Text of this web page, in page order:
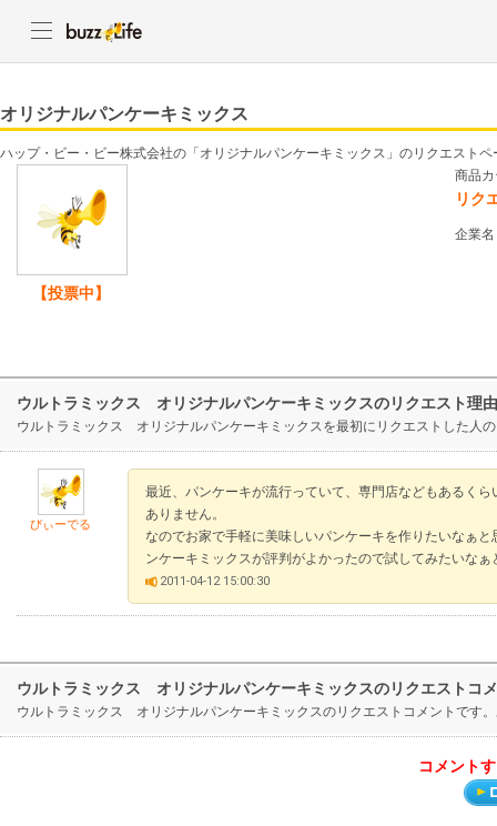
オリジナルパンケーキミックス
ハップ・ビー・ビー株式会社の「オリジナルパンケーキミックス」のリクエストペ
【投票中】
商品
リク
企業
ウルトラミックス オリジナルパンケーキミックスのリクエスト理由
ウルトラミックス オリジナルパンケーキミックスを最初にリクエストした人
びぃーでる
最近、パンケーキが流行っていて、専門店などもあるく
ありません。
なのでお家で手軽に美味しいパンケーキを作りたいなぁ
ンケーキミックスが評判がよかったので試してみたいな
2011-04-12 15:00:30
ウルトラミックス オリジナルパンケーキミックスのリクエストコ
ウルトラミックス オリジナルパンケーキミックスのリクエストコメントです
コメント